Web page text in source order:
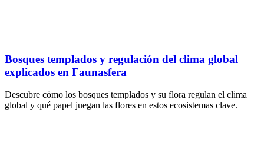
Bosques templados y regulación del clima global
explicados en Faunasfera
Descubre cómo los bosques templados y su flora regulan el clima
global y qué papel juegan las flores en estos ecosistemas clave.